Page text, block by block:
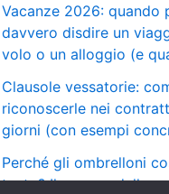
Vacanze 2026: quando
davvero disdire un
volo o un alloggio (e
Clausole vessatorie:
riconoscerle nei
giorni (con esempi
Perché gli ombrelloni
tanto? Il canone delle